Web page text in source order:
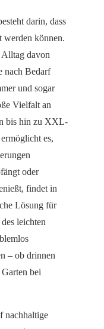
darin, dass
werden können.
davon
nach Bedarf
und sogar
Vielfalt an
bis hin zu XXL-
es,
oder
findet in
Lösung für
leichten
– ob drinnen
bei
nachhaltige